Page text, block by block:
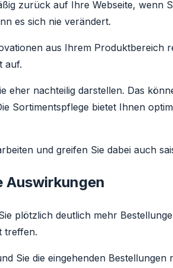
zurück auf Ihre Webseite, wenn
es sich nie verändert.
aus Ihrem Produktbereich
auf.
nachteilig darstellen. Das
Sortimentspflege bietet Ihnen
und greifen Sie dabei auch
Auswirkungen
plötzlich deutlich mehr
treffen.
Sie die eingehenden